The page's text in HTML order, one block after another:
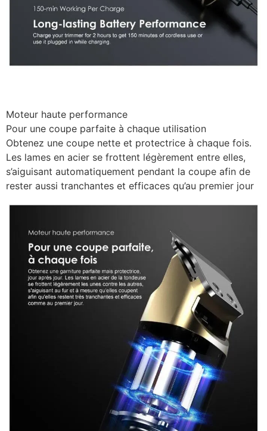
Moteur haute performance
Pour une coupe parfaite à chaque utilisation
Obtenez une coupe nette et protectrice à chaque fois.
Les lames en acier se frottent légèrement entre elles,
s’aiguisant automatiquement pendant la coupe afin de
rester aussi tranchantes et efficaces qu’au premier jour